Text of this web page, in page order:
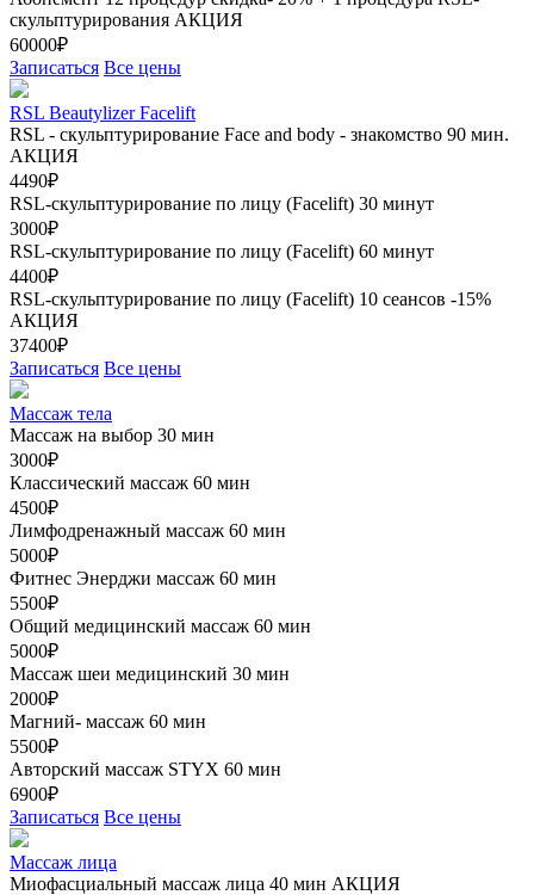
скульптурирования АКЦИЯ
60000₽
Записаться Все цены
RSL Beautylizer Facelift
RSL - скульптурирование Face and body - знакомство 90 мин.
АКЦИЯ
4490₽
RSL-скульптурирование по лицу (Facelift) 30 минут
3000₽
RSL-скульптурирование по лицу (Facelift) 60 минут
4400₽
RSL-скульптурирование по лицу (Facelift) 10 сеансов -15%
АКЦИЯ
37400₽
Записаться Все цены
Массаж тела
Массаж на выбор 30 мин
3000₽
Классический массаж 60 мин
4500₽
Лимфодренажный массаж 60 мин
5000₽
Фитнес Энерджи массаж 60 мин
5500₽
Общий медицинский массаж 60 мин
5000₽
Массаж шеи медицинский 30 мин
2000₽
Магний- массаж 60 мин
5500₽
Авторский массаж STYX 60 мин
6900₽
Записаться Все цены
Массаж лица
Миофасциальный массаж лица 40 мин АКЦИЯ